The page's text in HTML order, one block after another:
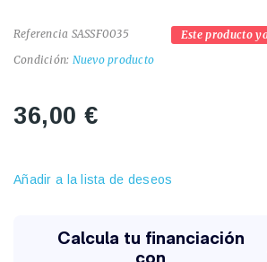
Referencia SASSF0035
Condición: Nuevo producto
Este producto
36,00 €
Añadir a la lista de deseos